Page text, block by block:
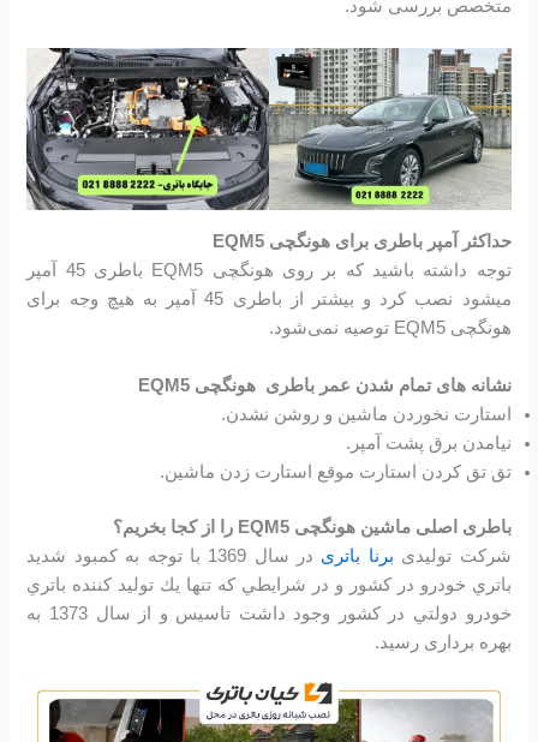
متخصص بررسی شود.
حداکثر آمپر باطری برای هونگچی EQM5
توجه داشته باشید که بر روی هونگچی EQM5 باطری 45 آمپر
میشود نصب کرد و بیشتر از باطری 45 آمپر به هیچ وجه برای
هونگچی EQM5 توصیه نمی‌شود.
نشانه های تمام شدن عمر باطری هونگچی EQM5
استارت نخوردن ماشین و روشن نشدن.
نیامدن برق پشت آمپر.
تق تق کردن استارت موقع استارت زدن ماشین.
باطری اصلی ماشین هونگچی EQM5 را از کجا بخریم؟
شرکت تولیدی برنا باتری
در سال 1369 با توجه به كمبود شديد
باتري خودرو در كشور و در شرايطي كه تنها يك توليد كننده باتري
خودرو دولتي در كشور وجود داشت تاسیس و از سال 1373 به
بهره برداری رسید.